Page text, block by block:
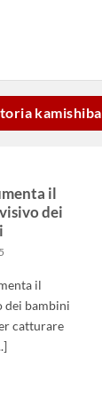
il
dei
il
dei bambini
catturare